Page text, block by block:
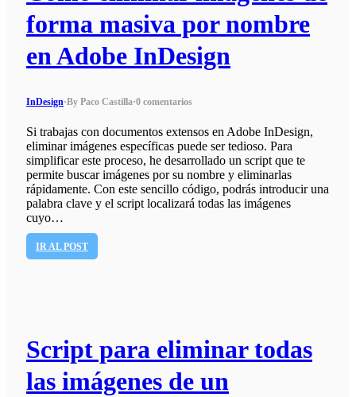
forma masiva por nombre
en Adobe InDesign
InDesign·By Paco Castilla·0 comentarios
Si trabajas con documentos extensos en Adobe InDesign,
eliminar imágenes específicas puede ser tedioso. Para
simplificar este proceso, he desarrollado un script que te
permite buscar imágenes por su nombre y eliminarlas
rápidamente. Con este sencillo código, podrás introducir una
palabra clave y el script localizará todas las imágenes
cuyo…
IR AL POST
Script para eliminar todas
las imágenes de un